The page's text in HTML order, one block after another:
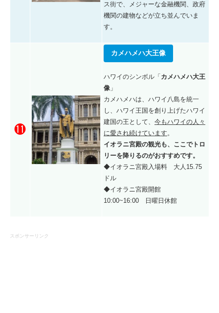
ス街で、メジャーな金融機関、政府
機関の建物などが立ち並んでいま
す。
⓫
カメハメハ大王像
ハワイのシンボル「 カメハメハ大王
像 」
カメハメハは、ハワイ八島を統一
し、ハワイ王国を創り上げたハワイ
建国の王として、 今もハワイの人々
に愛され続けています。
イオラニ宮殿の観光も、ここでトロ
リーを降りるのがおすすめです。
◆イオラニ宮殿入場料 大人15.75
ドル
◆イオラニ宮殿開館
10:00~16:00 日曜日休館
スポンサーリンク